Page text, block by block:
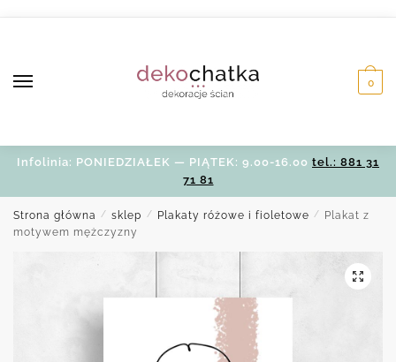
0
Infolinia: PONIEDZIAŁEK — PIĄTEK: 9.00-16.00 tel.: 881 31
71 81
Strona główna / sklep / Plakaty różowe i fioletowe /
Plakat z
motywem mężczyzny